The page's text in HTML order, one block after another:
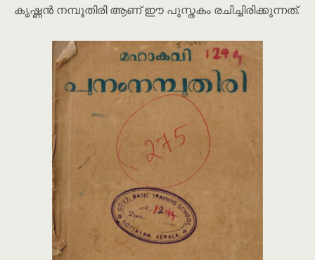
കൃഷ്ണൻ നമ്പൂതിരി ആണ് ഈ പുസ്തകം രചിച്ചിരിക്കുന്നത്.